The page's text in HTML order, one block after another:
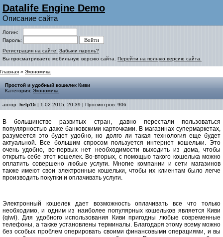
Datalife Engine Demo
Описание сайта
Логин:
Пароль:
Регистрация на сайте! Забыли пароль?
Вы просматриваете мобильную версию сайта. Перейти на полную версию сайта.
Главная » Экономика
Простой и удобный кошелек Киви
Категория: Экономика
автор: help15 | 1-02-2015, 20:39 | Просмотров: 906
В большинстве развитых стран, давно перестали пользоваться
популярностью даже банковскими карточками. В магазинах супермаркетах,
разумеется это будет удобно, но долго ли такая технология еще будет
актуальной. Все большим спросом пользуется интернет кошельки. Это
очень удобно, во-первых нет необходимости выходить из дома, чтобы
открыть себе этот кошелек. Во-вторых, с помощью такого кошелька можно
оплатить совершено любые услуги. Многие компании и сети магазинов
также имеют свои электронные кошельки, чтобы их клиентам было легче
производить покупки и оплачивать услуги.
Электронный кошелек дает возможность оплачивать все что только
необходимо, и одним из наиболее популярных кошельков является Киви
(qiwi). Для удобного использования Киви пригодны любые современные
телефоны, а также установлены терминалы. Благодаря этому всему можно
без особых проблем оперировать своими финансовыми операциями, и вы